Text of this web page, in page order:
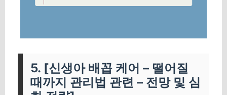
5. [신생아 배꼽 케어 – 떨어질
때까지 관리법 관련 – 전망 및 심